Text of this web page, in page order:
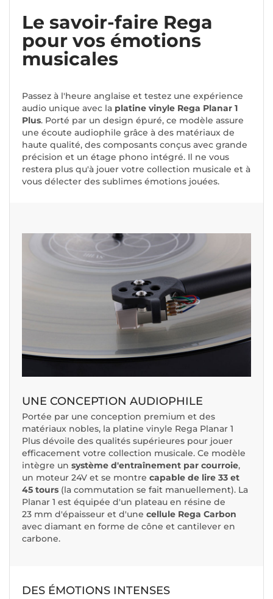
Le savoir-faire Rega
pour vos émotions
musicales
Passez à l'heure anglaise et testez une expérience
audio unique avec la platine vinyle Rega Planar 1
Plus. Porté par un design épuré, ce modèle assure
une écoute audiophile grâce à des matériaux de
haute qualité, des composants conçus avec grande
précision et un étage phono intégré. Il ne vous
restera plus qu'à jouer votre collection musicale et à
vous délecter des sublimes émotions jouées.
UNE CONCEPTION AUDIOPHILE
Portée par une conception premium et des
matériaux nobles, la platine vinyle Rega Planar 1
Plus dévoile des qualités supérieures pour jouer
efficacement votre collection musicale. Ce modèle
intègre un système d'entraînement par courroie,
un moteur 24V et se montre capable de lire 33 et
45 tours (la commutation se fait manuellement). La
Planar 1 est équipée d'un plateau en résine de
23 mm d'épaisseur et d'une cellule Rega Carbon
avec diamant en forme de cône et cantilever en
carbone.
DES ÉMOTIONS INTENSES